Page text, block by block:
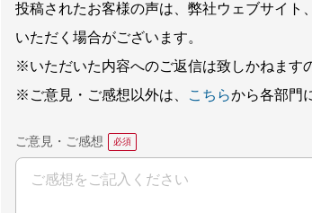
投稿されたお客様の声は、弊社ウェブサイト
いただく場合がございます。
※いただいた内容へのご返信は致しかねます
※ご意見・ご感想以外は、
こちらから各部門
ご意見・ご感想